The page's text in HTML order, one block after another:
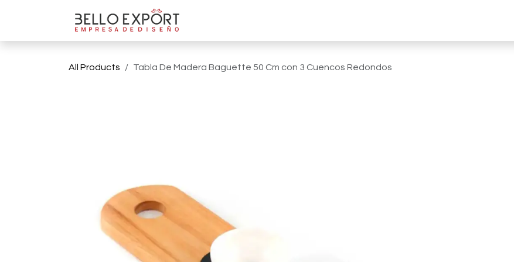
All Products Tabla De Madera Baguette 50 Cm con 3 Cuencos Redondos